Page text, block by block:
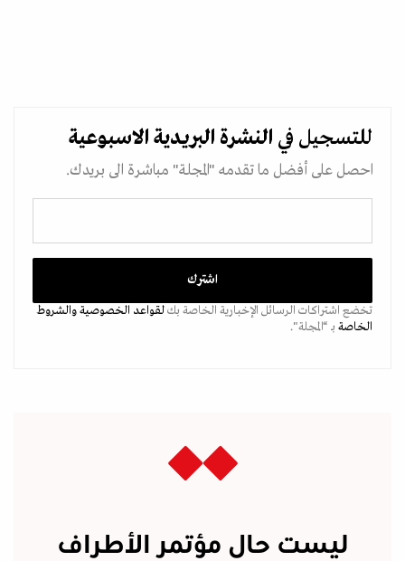
للتسجيل في النشرة البريدية الاسبوعية
احصل على أفضل ما تقدمه "المجلة" مباشرة الى بريدك.
تخضع اشتراكات الرسائل الإخبارية الخاصة بكلقواعد الخصوصيةوالشروط
الخاصة بـ “المجلة".
ليست حال مؤتمر الأطراف